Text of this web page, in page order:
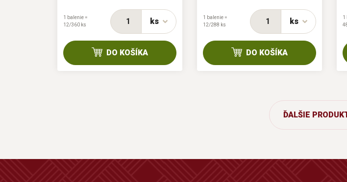
ks
1 balenie =
12/360 ks
DO KOŠÍKA
ks
1 balenie =
12/288 ks
DO KOŠÍKA
1
ĎALŠIE